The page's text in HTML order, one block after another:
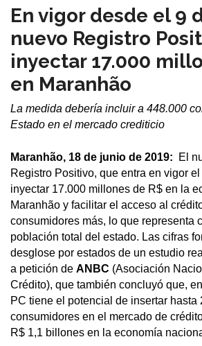
En vigor desde el 9
nuevo Registro
inyectar 17.000
en Maranhão
La medida debería incluir a 448.000
Estado en el mercado crediticio
Maranhão, 18 de junio de 2019:
El
Registro Positivo, que entra en vigor
inyectar 17.000 millones de R$ en la
Maranhão y facilitar el acceso al
consumidores más, lo que representa
población total del estado. Las cifras
desglose por estados de un estudio
a petición de ANBC (Asociación
Crédito), que también concluyó que,
PC tiene el potencial de insertar hasta
consumidores en el mercado de
R$ 1,1 billones en la economía